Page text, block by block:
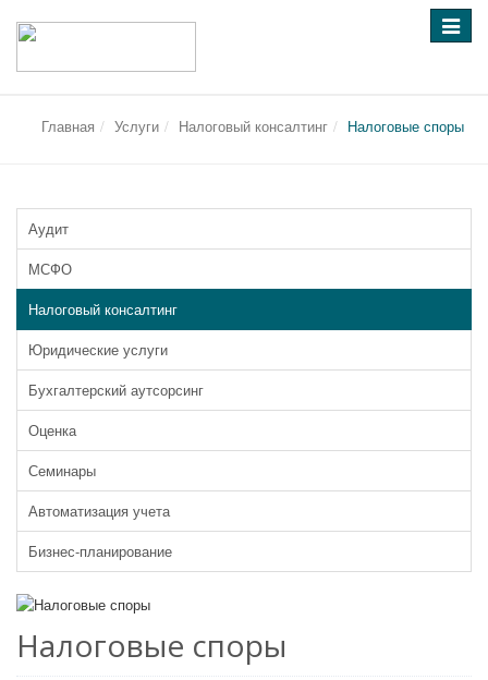
Главная Услуги Налоговый консалтинг Налоговые споры
Аудит
МСФО
Налоговый консалтинг
Юридические услуги
Бухгалтерский аутсорсинг
Оценка
Семинары
Автоматизация учета
Бизнес-планирование
Налоговые споры